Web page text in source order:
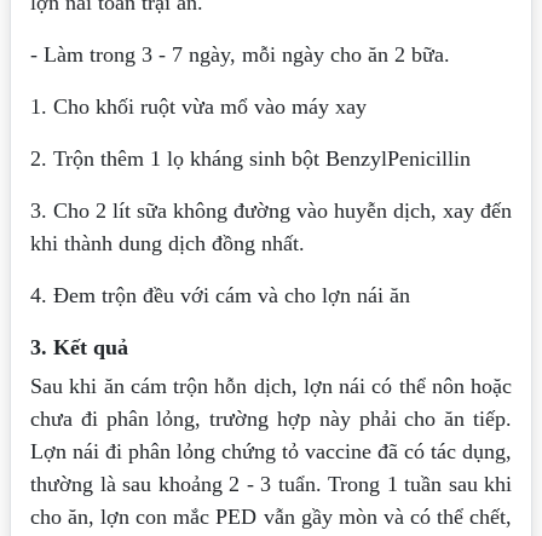
- Làm trong 3 - 7 ngày, mỗi ngày cho ăn 2 bữa.
1. Cho khối ruột vừa mổ vào máy xay
2. Trộn thêm 1 lọ kháng sinh bột BenzylPenicillin
3. Cho 2 lít sữa không đường vào huyễn dịch, xay đến
khi thành dung dịch đồng nhất.
4. Đem trộn đều với cám và cho lợn nái ăn
3. Kết quả
Sau khi ăn cám trộn hỗn dịch, lợn nái có thể nôn hoặc
chưa đi phân lỏng, trường hợp này phải cho ăn tiếp.
Lợn nái đi phân lỏng chứng tỏ vaccine đã có tác dụng,
thường là sau khoảng 2 - 3 tuẩn. Trong 1 tuần sau khi
cho ăn, lợn con mắc PED vẫn gầy mòn và có thể chết,